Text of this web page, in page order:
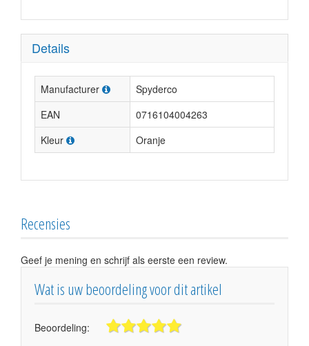
Details
Manufacturer
Spyderco
EAN
0716104004263
Kleur
Oranje
Recensies
Geef je mening en schrijf als eerste een review.
Wat is uw beoordeling voor dit artikel
Beoordeling: